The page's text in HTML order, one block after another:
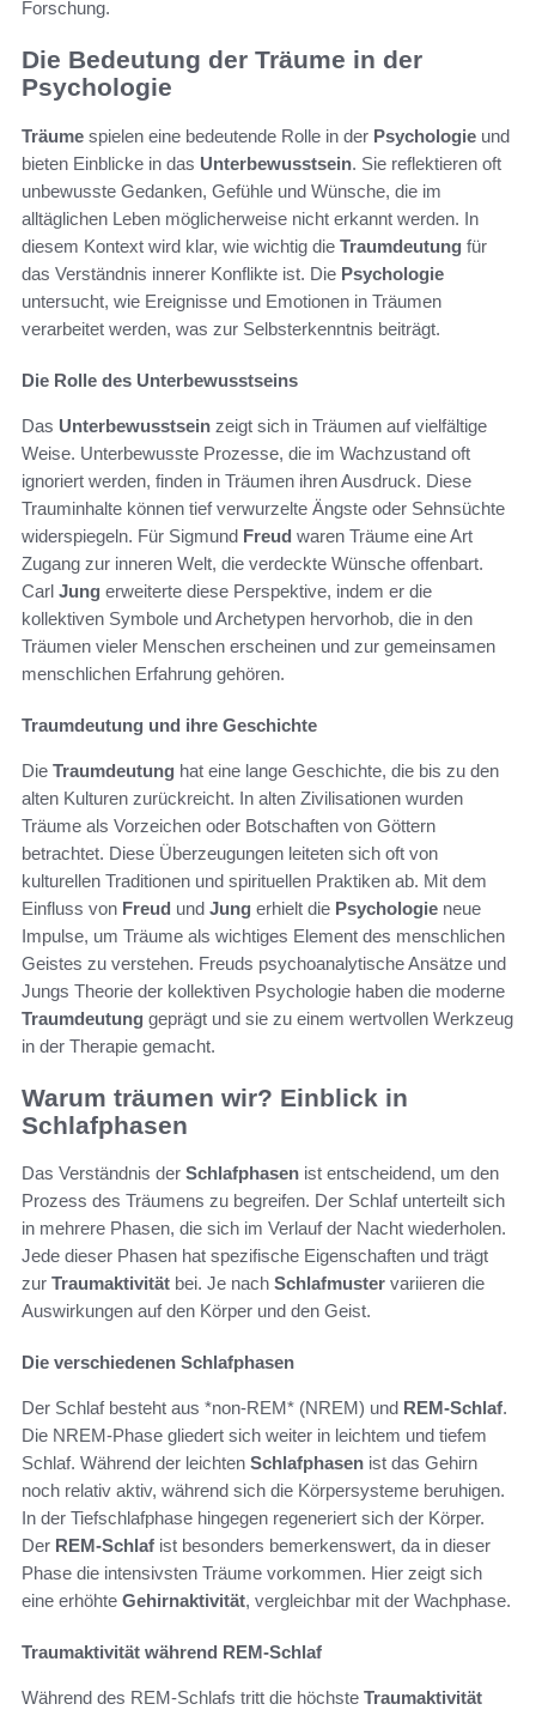
Forschung.
Die Bedeutung der Träume in der
Psychologie
Träume spielen eine bedeutende Rolle in der Psychologie und
bieten Einblicke in das Unterbewusstsein. Sie reflektieren oft
unbewusste Gedanken, Gefühle und Wünsche, die im
alltäglichen Leben möglicherweise nicht erkannt werden. In
diesem Kontext wird klar, wie wichtig die Traumdeutung für
das Verständnis innerer Konflikte ist. Die Psychologie
untersucht, wie Ereignisse und Emotionen in Träumen
verarbeitet werden, was zur Selbsterkenntnis beiträgt.
Die Rolle des Unterbewusstseins
Das Unterbewusstsein zeigt sich in Träumen auf vielfältige
Weise. Unterbewusste Prozesse, die im Wachzustand oft
ignoriert werden, finden in Träumen ihren Ausdruck. Diese
Trauminhalte können tief verwurzelte Ängste oder Sehnsüchte
widerspiegeln. Für Sigmund Freud waren Träume eine Art
Zugang zur inneren Welt, die verdeckte Wünsche offenbart.
Carl Jung erweiterte diese Perspektive, indem er die
kollektiven Symbole und Archetypen hervorhob, die in den
Träumen vieler Menschen erscheinen und zur gemeinsamen
menschlichen Erfahrung gehören.
Traumdeutung und ihre Geschichte
Die Traumdeutung hat eine lange Geschichte, die bis zu den
alten Kulturen zurückreicht. In alten Zivilisationen wurden
Träume als Vorzeichen oder Botschaften von Göttern
betrachtet. Diese Überzeugungen leiteten sich oft von
kulturellen Traditionen und spirituellen Praktiken ab. Mit dem
Einfluss von Freud und Jung erhielt die Psychologie neue
Impulse, um Träume als wichtiges Element des menschlichen
Geistes zu verstehen. Freuds psychoanalytische Ansätze und
Jungs Theorie der kollektiven Psychologie haben die moderne
Traumdeutung geprägt und sie zu einem wertvollen Werkzeug
in der Therapie gemacht.
Warum träumen wir? Einblick in
Schlafphasen
Das Verständnis der Schlafphasen ist entscheidend, um den
Prozess des Träumens zu begreifen. Der Schlaf unterteilt sich
in mehrere Phasen, die sich im Verlauf der Nacht wiederholen.
Jede dieser Phasen hat spezifische Eigenschaften und trägt
zur Traumaktivität bei. Je nach Schlafmuster variieren die
Auswirkungen auf den Körper und den Geist.
Die verschiedenen Schlafphasen
Der Schlaf besteht aus *non-REM* (NREM) und REM-Schlaf.
Die NREM-Phase gliedert sich weiter in leichtem und tiefem
Schlaf. Während der leichten Schlafphasen ist das Gehirn
noch relativ aktiv, während sich die Körpersysteme beruhigen.
In der Tiefschlafphase hingegen regeneriert sich der Körper.
Der REM-Schlaf ist besonders bemerkenswert, da in dieser
Phase die intensivsten Träume vorkommen. Hier zeigt sich
eine erhöhte Gehirnaktivität, vergleichbar mit der Wachphase.
Traumaktivität während REM-Schlaf
Während des REM-Schlafs tritt die höchste Traumaktivität